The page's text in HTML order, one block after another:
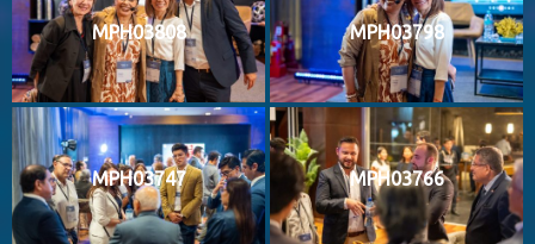
MPH03808 MPH03798
MPH03747 MPH03766